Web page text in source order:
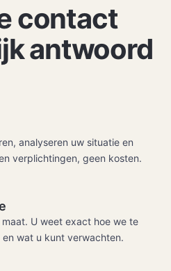
contact
antwoord
analyseren uw situatie en
verplichtingen, geen kosten.
U weet exact hoe we te
wat u kunt verwachten.